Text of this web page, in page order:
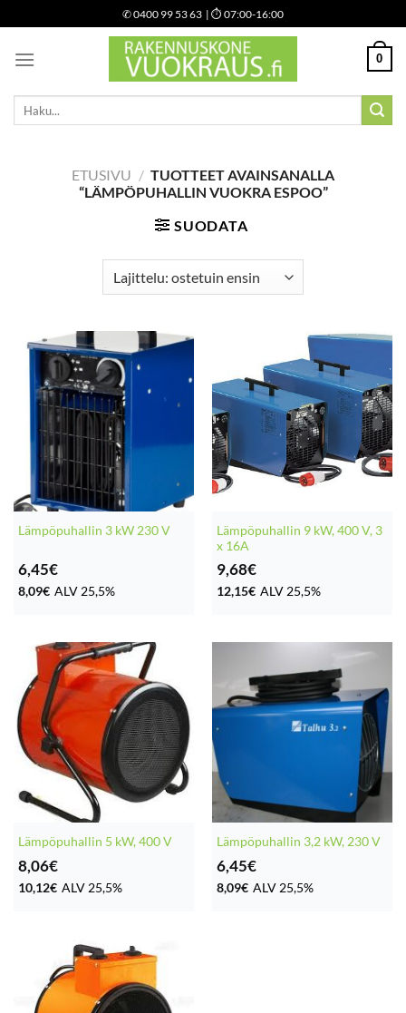
to
content
✆0400 99 53 63 | ⏱ 07:00-16:00
0
Etsi:
ETUSIVU / TUOTTEET AVAINSANALLA
“LÄMPÖPUHALLIN VUOKRA ESPOO”
SUODATA
Lämpöpuhallin 3 kW 230 V
6,45€
8,09€ ALV 25,5%
Lämpöpuhallin 9 kW, 400 V, 3
x 16A
9,68€
12,15€ ALV 25,5%
Lämpöpuhallin 5 kW, 400 V
8,06€
10,12€ ALV 25,5%
Lämpöpuhallin 3,2 kW, 230 V
6,45€
8,09€ ALV 25,5%